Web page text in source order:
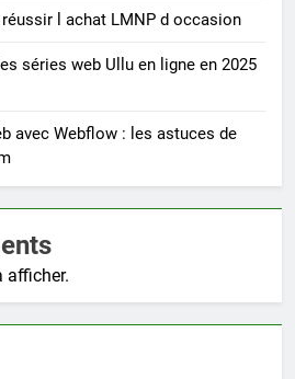
l achat LMNP d occasion
séries web Ullu en ligne en 2025
avec Webflow : les astuces de
afficher.